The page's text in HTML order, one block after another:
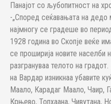
Панајот со љубопитност на
-„Според сеќавањата на дедо
најмногу се градеше во
1928 година во Скопје веќе
се проширија новите населби
разгрануваа телото на
на Вардар изникнаа убавите
Маало, Карадаг Маало, Чаир,
Крњево, Топхаана, Чивутана,